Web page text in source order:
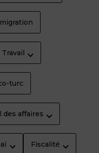
turc
des affaires
Fiscalité